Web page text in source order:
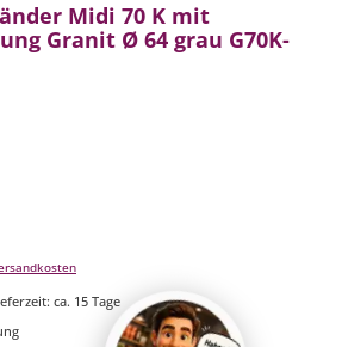
Midi 70 K mit
Granit Ø 64 grau G70K-
ca. 15 Tage